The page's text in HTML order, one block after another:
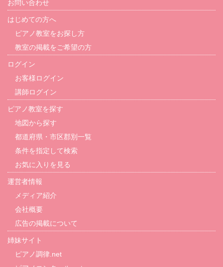
お問い合わせ
はじめての方へ
ピアノ教室をお探し方
教室の掲載をご希望の方
ログイン
お客様ログイン
講師ログイン
ピアノ教室を探す
地図から探す
都道府県・市区郡別一覧
条件を指定して検索
お気に入りを見る
運営者情報
メディア紹介
会社概要
広告の掲載について
姉妹サイト
ピアノ調律.net